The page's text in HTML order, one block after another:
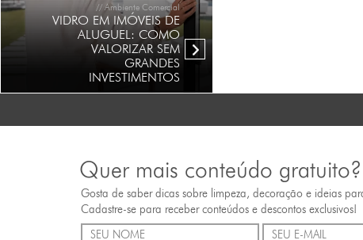
// Ambiente Comercial
VIDRO EM IMÓVEIS DE
ALUGUEL: COMO
VALORIZAR SEM
GRANDES
INVESTIMENTOS
Quer mais conteúdo gratuito?
Gosta de saber dicas sobre limpeza, decoração e ideias
Cadastre-se para receber conteúdos e descontos exclusivos!